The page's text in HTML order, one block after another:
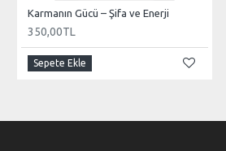
Karmanın Gücü – Şifa ve Enerji
350,00TL
Sepete Ekle